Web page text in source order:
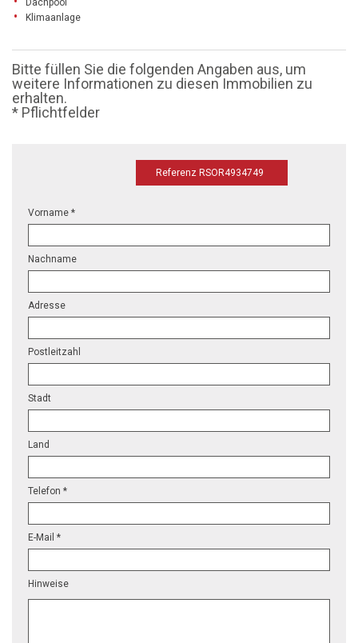
Dachpool
Klimaanlage
Bitte füllen Sie die folgenden Angaben aus, um
weitere Informationen zu diesen Immobilien zu
erhalten.
* Pflichtfelder
Referenz RSOR4934749
Vorname *
Nachname
Adresse
Postleitzahl
Stadt
Land
Telefon *
E-Mail *
Hinweise